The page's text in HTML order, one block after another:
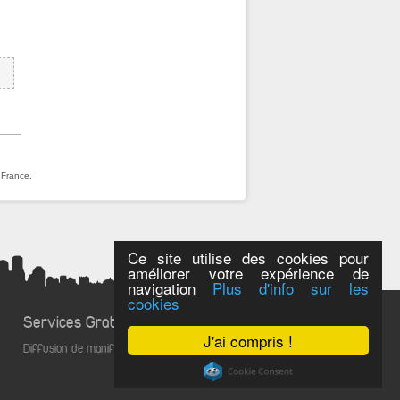
J'ai compris !
Ce site utilise des cookies pour
améliorer votre expérience de
navigation Plus d'info sur les
cookies
Services Gratuits
Diffusion de manifestations